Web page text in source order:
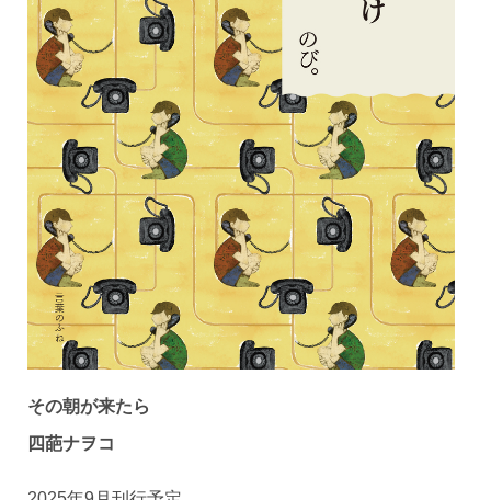
その朝が来たら
四葩ナヲコ